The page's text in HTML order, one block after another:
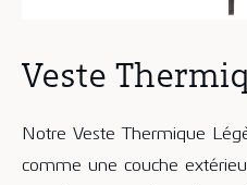
Veste
Notre Veste Thermique
comme une couche